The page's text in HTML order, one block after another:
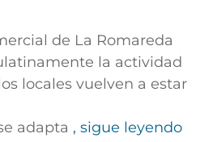
de La Romareda
la actividad
locales vuelven a estar
adapta , sigue leyendo